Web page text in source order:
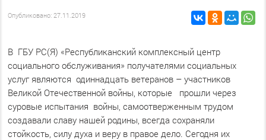
Опубликовано: 27.11.2019
В ГБУ РС(Я) «Республиканский комплексный центр
социального обслуживания» получателями социальных
услуг являются одиннадцать ветеранов – участников
Великой Отечественной войны, которые прошли через
суровые испытания войны, самоотверженным трудом
создавали славу нашей родины, всегда сохраняли
стойкость, силу духа и веру в правое дело. Сегодня их